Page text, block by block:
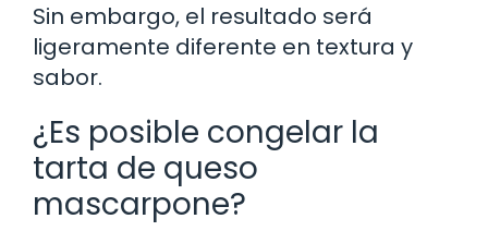
Sin embargo, el resultado será
ligeramente diferente en textura y
sabor.
¿Es posible congelar la
tarta de queso
mascarpone?